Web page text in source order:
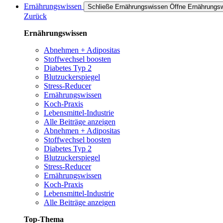
Ernährungswissen Schließe Ernährungswissen Öffne
Zurück
Ernährungswissen
Abnehmen + Adipositas
Stoffwechsel boosten
Diabetes Typ 2
Blutzuckerspiegel
Stress-Reducer
Ernährungswissen
Koch-Praxis
Lebensmittel-Industrie
Alle Beiträge anzeigen
Abnehmen + Adipositas
Stoffwechsel boosten
Diabetes Typ 2
Blutzuckerspiegel
Stress-Reducer
Ernährungswissen
Koch-Praxis
Lebensmittel-Industrie
Alle Beiträge anzeigen
Top-Thema